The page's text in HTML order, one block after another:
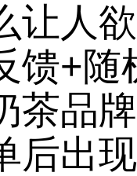
让人
馈+随
茶品
后出